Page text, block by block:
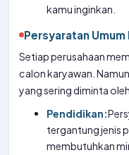
kamu inginkan.
Persyaratan Umum
Setiap perusahaan
calon karyawan.
yang sering diminta
Pendidikan:
tergantung jenis
membutuhkan